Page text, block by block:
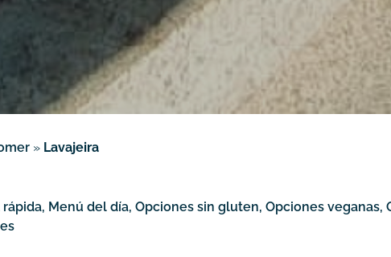
» Lavajeira
Menú del día, Opciones sin gluten, Opciones veganas,